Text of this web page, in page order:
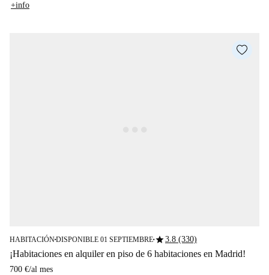
+info
HABITACIÓN■DISPONIBLE 01 SEPTIEMBRE■star3.8 (330)
¡Habitaciones en alquiler en piso de 6 habitaciones en Madrid!
700 €/al mes